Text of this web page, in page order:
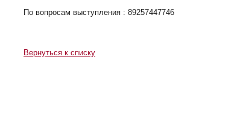
По вопросам выступления : 89257447746
Вернуться к списку